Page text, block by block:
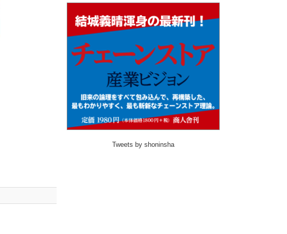
Tweets by shoninsha